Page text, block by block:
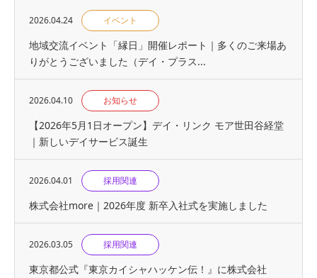
2026.04.24 イベント
地域交流イベント「縁日」開催レポート｜多くのご来場あ
りがとうございました（デイ・プラス...
2026.04.10 お知らせ
【2026年5月1日オープン】デイ・リンク モア世田谷経堂
｜新しいデイサービス誕生
2026.04.01 採用関連
株式会社more｜2026年度 新卒入社式を実施しました
2026.03.05 採用関連
東京都公式『東京カイシャハッケン伝！』に株式会社